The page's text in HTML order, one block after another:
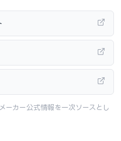
ーカー公式情報を一次ソースとし